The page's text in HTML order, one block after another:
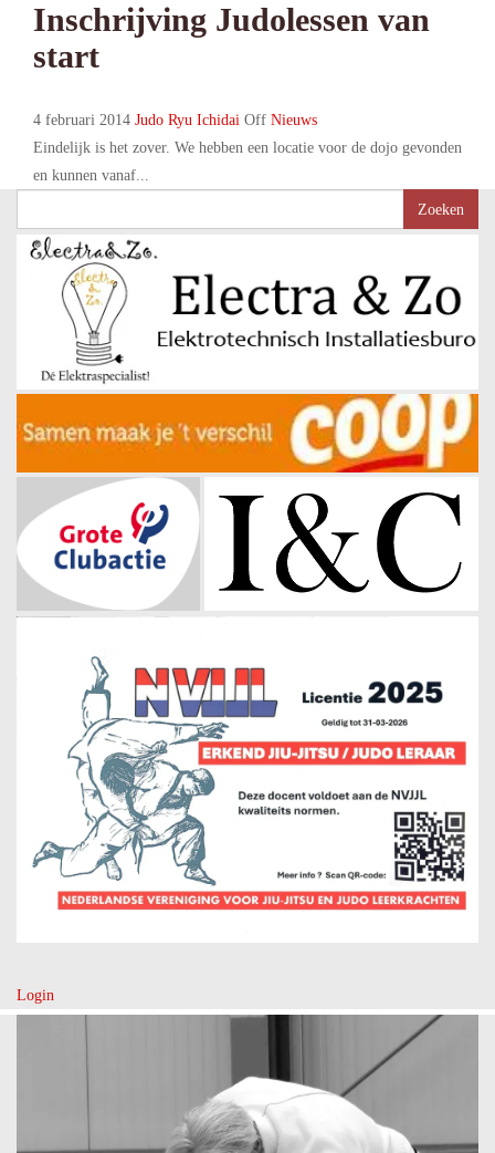
Inschrijving Judolessen van
start
4 februari 2014 Judo Ryu Ichidai Off Nieuws
Eindelijk is het zover. We hebben een locatie voor de dojo gevonden
en kunnen vanaf...
naar:
Login